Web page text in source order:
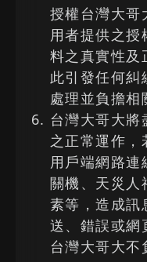
授權台灣大哥
用者提供之授
料之真實性及
此引發任何糾
處理並負擔相
台灣大哥大將
之正常運作，
用戶端網路
關機、天災人
素等，造成訊
送、錯誤或網
台灣大哥大不